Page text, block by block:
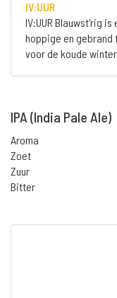
IV:UUR
IV:UUR Blauwst'rig
hoppige en gebrand
voor de koude
IPA (India Pale Ale)
Aroma
Zoet
Zuur
Bitter